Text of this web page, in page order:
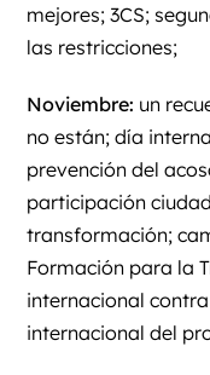
mejores; 3CS;
las restricciones;
Noviembre: un
no están; día
prevención del
participación
transformación;
Formación para la
internacional
internacional del